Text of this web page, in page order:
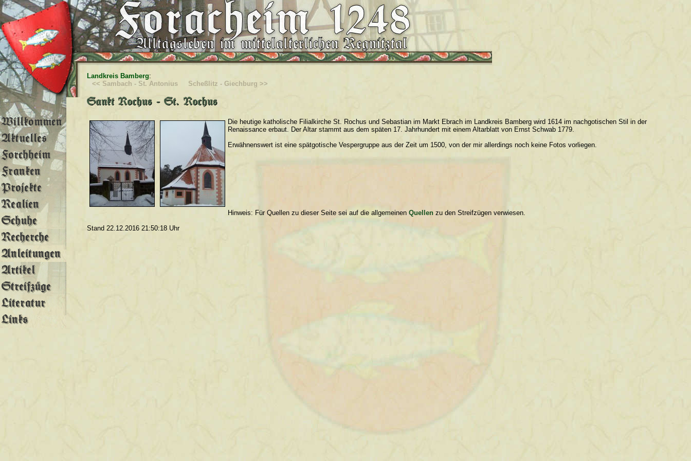
Landkreis Bamberg:
<< Sambach - St. Antonius
Scheßlitz - Giechburg >>
Die heutige katholische Filialkirche St. Rochus und Sebastian im Markt Ebrach im Landkreis Bamberg wird 1614 im nachgotischen Stil in der
Renaissance erbaut. Der Altar stammt aus dem späten 17. Jahrhundert mit einem Altarblatt von Ernst Schwab 1779.
Erwähnenswert ist eine spätgotische Vespergruppe aus der Zeit um 1500, von der mir allerdings noch keine Fotos vorliegen.
Hinweis: Für Quellen zu dieser Seite sei auf die allgemeinenQuellen zu den Streifzügen verwiesen.
Stand 22.12.2016 21:50:18 Uhr